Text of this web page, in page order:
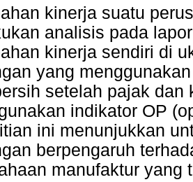
kinerja suatu
analisis pada
kinerja sendiri di
yang
setelah pajak
indikator OP
ini menunjukkan
berpengaruh
manufaktur yang